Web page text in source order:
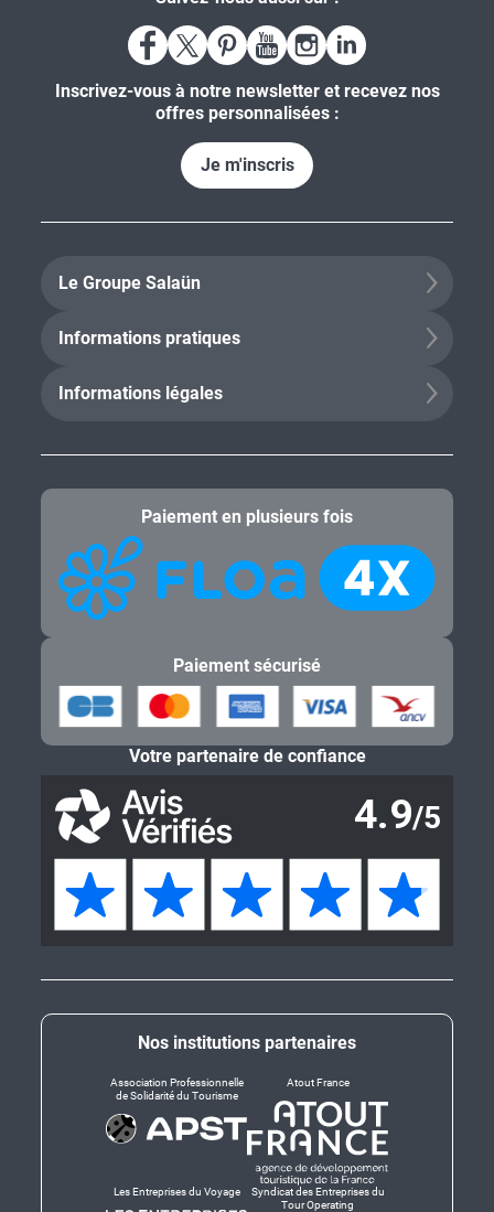
Inscrivez-vous à notre newsletter et recevez nos
offres personnalisées :
Je m'inscris
Le Groupe Salaün
Informations pratiques
Informations légales
Nos institutions partenaires
Association Professionnelle
de Solidarité du Tourisme
Atout France
Les Entreprises du Voyage
Syndicat des Entreprises du
Tour Operating
Paiement en plusieurs fois
Paiement sécurisé
Votre partenaire de confiance